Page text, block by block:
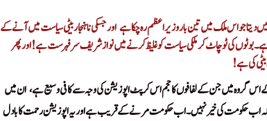
دیتا جو اس ملک میں تین بار وزیراعظم رہ چکا ہے! اور جسکی ناہنجار بیٹی سیاست میں آنے کے
بوٹوں کی ٹو چاٹ کر ملکی سیاست کو غلیظ کرنے میں نوازشریف سرفہرست ہے! اور پھر
کی ہے!
اس گروہ میں جن کے لفافوں کا حجم اس کرپٹ اپوزیشن کی وجہ سے کافی وسیع ہے،! ان میں
کہ اب حکومت کی خیر نہیں۔ اب حکومت مرنے کے قریب ہے اور یہ اپوزیشن رحمت کا بادل